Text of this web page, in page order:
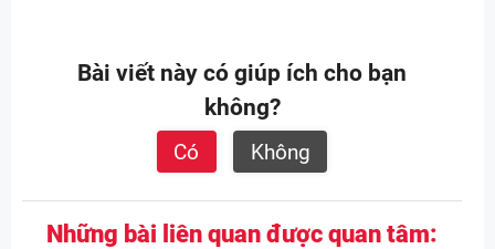
Bài viết này có giúp ích cho bạn
không?
Có Không
Những bài liên quan được quan tâm: